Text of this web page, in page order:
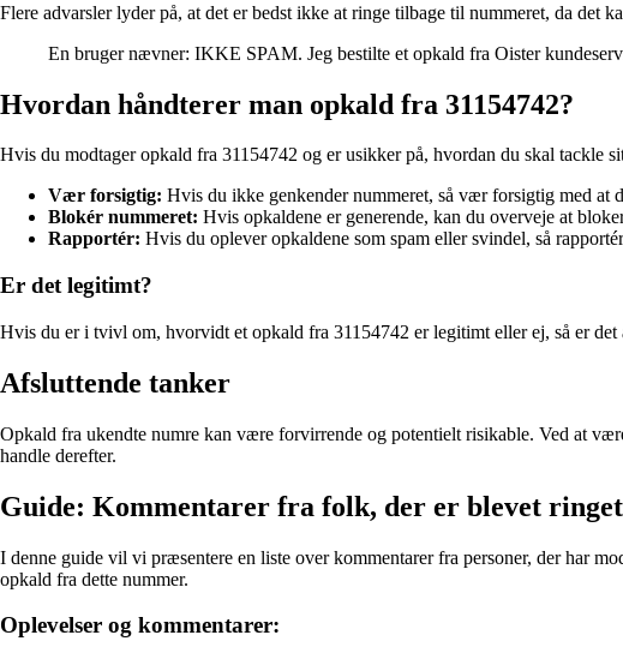
Flere advarsler lyder på, at det er bedst ikke at ringe tilbage til nummeret, da det
En bruger nævner: IKKE SPAM. Jeg bestilte et opkald fra Oister
Hvordan håndterer man opkald fra 31154742?
Hvis du modtager opkald fra 31154742 og er usikker på, hvordan du skal tackle
Vær forsigtig: Hvis du ikke genkender nummeret, så vær forsigtig med at
Blokér nummeret: Hvis opkaldene er generende, kan du overveje at
Rapportér: Hvis du oplever opkaldene som spam eller svindel, så
Er det legitimt?
Hvis du er i tvivl om, hvorvidt et opkald fra 31154742 er legitimt eller ej, så er
Afsluttende tanker
Opkald fra ukendte numre kan være forvirrende og potentielt risikable. Ved at
handle derefter.
Guide: Kommentarer fra folk, der er blevet ringet
I denne guide vil vi præsentere en liste over kommentarer fra personer, der har
opkald fra dette nummer.
Oplevelser og kommentarer: